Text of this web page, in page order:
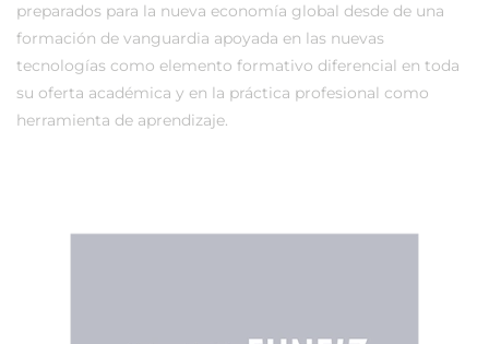
preparados para la nueva economía global desde de una
formación de vanguardia apoyada en las nuevas
tecnologías como elemento formativo diferencial en toda
su oferta académica y en la práctica profesional como
herramienta de aprendizaje.